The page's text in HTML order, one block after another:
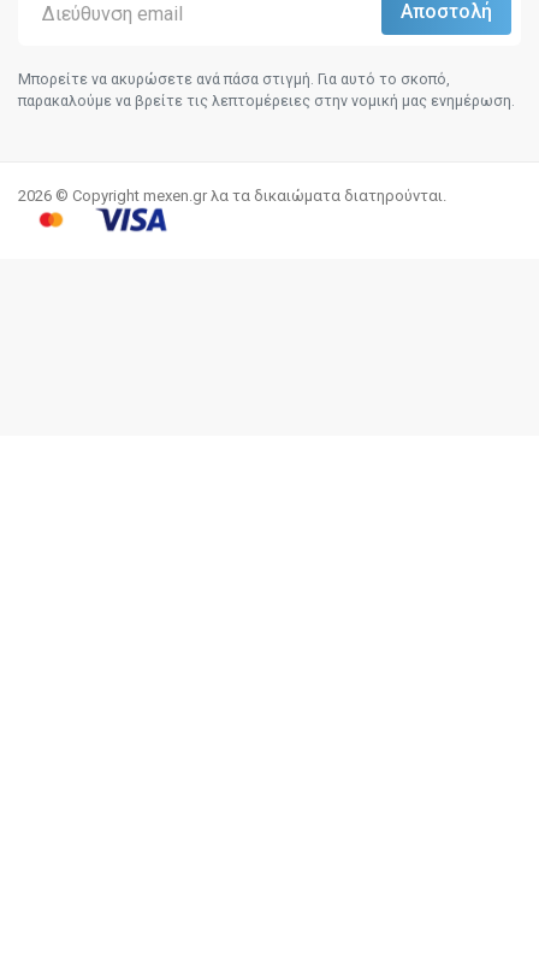
Μπορείτε να ακυρώσετε ανά πάσα στιγμή. Για αυτό το σκοπό,
παρακαλούμε να βρείτε τις λεπτομέρειες στην νομική μας ενημέρωση.
2026 © Copyright mexen.gr λα τα δικαιώματα διατηρούνται.